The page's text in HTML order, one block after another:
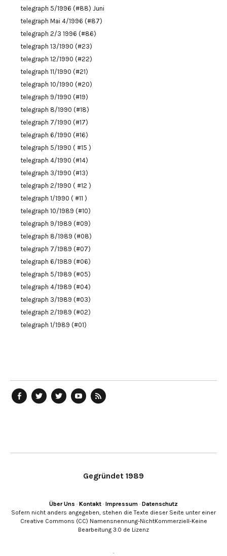
telegraph 5/1996 (#88) Juni
telegraph Mai 4/1996 (#87)
telegraph 2/3 1996 (#86)
telegraph 13/1990 (#23)
telegraph 12/1990 (#22)
telegraph 11/1990 (#21)
telegraph 10/1990 (#20)
telegraph 9/1990 (#19)
telegraph 8/1990 (#18)
telegraph 7/1990 (#17)
telegraph 6/1990 (#16)
telegraph 5/1990 ( #15 )
telegraph 4/1990 (#14)
telegraph 3/1990 (#13)
telegraph 2/1990 ( #12 )
telegraph 1/1990 ( #11 )
telegraph 10/1989 (#10)
telegraph 9/1989 (#09)
telegraph 8/1989 (#08)
telegraph 7/1989 (#07)
telegraph 6/1989 (#06)
telegraph 5/1989 (#05)
telegraph 4/1989 (#04)
telegraph 3/1989 (#03)
telegraph 2/1989 (#02)
telegraph 1/1989 (#01)
Gegründet 1989
Über Uns · Kontakt · Impressum · Datenschutz
Sofern nicht anders angegeben, stehen die Texte dieser Seite unter einer
Creative Commons (CC) Namensnennung-NichtKommerziell-Keine
Bearbeitung 3.0 de Lizenz